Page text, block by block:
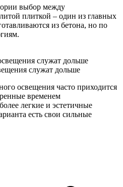
выбор между
плиткой – один из главных
из бетона, но по
служат дольше
освещения часто приходится
временем
легкие и эстетичные
есть свои сильные